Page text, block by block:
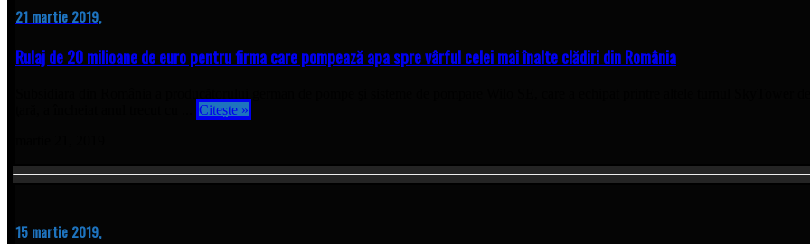
21 martie 2019,
Rulaj de 20 milioane de euro pentru firma care pompează apa spre vârful celei mai înalte clădiri din România
Citește »
15 martie 2019,